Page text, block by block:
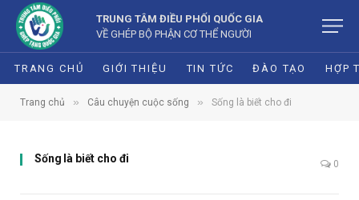
TRUNG TÂM ĐIỀU PHỐI QUỐC GIA
VỀ GHÉP BỘ PHẬN CƠ THỂ NGƯỜI
TRANG CHỦ GIỚI THIỆU TIN TỨC ĐÀO TẠO HỢP
Trang chủ » Câu chuyện cuộc sống » Sống là biết cho đi
Sống là biết cho đi 0